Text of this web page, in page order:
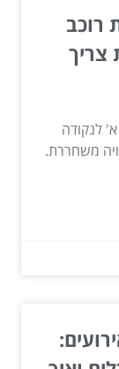
רוכב
צריך
לנקודה
משחררת.